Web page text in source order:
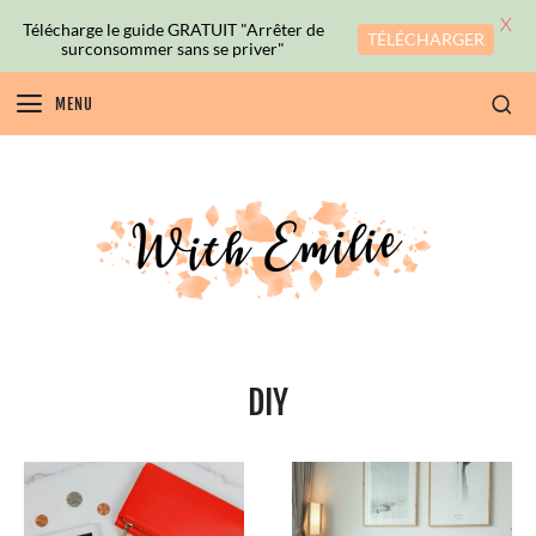
MENU
DIY
Télécharge le guide GRATUIT "Arrêter de
surconsommer sans se priver"
TÉLÉCHARGER
X